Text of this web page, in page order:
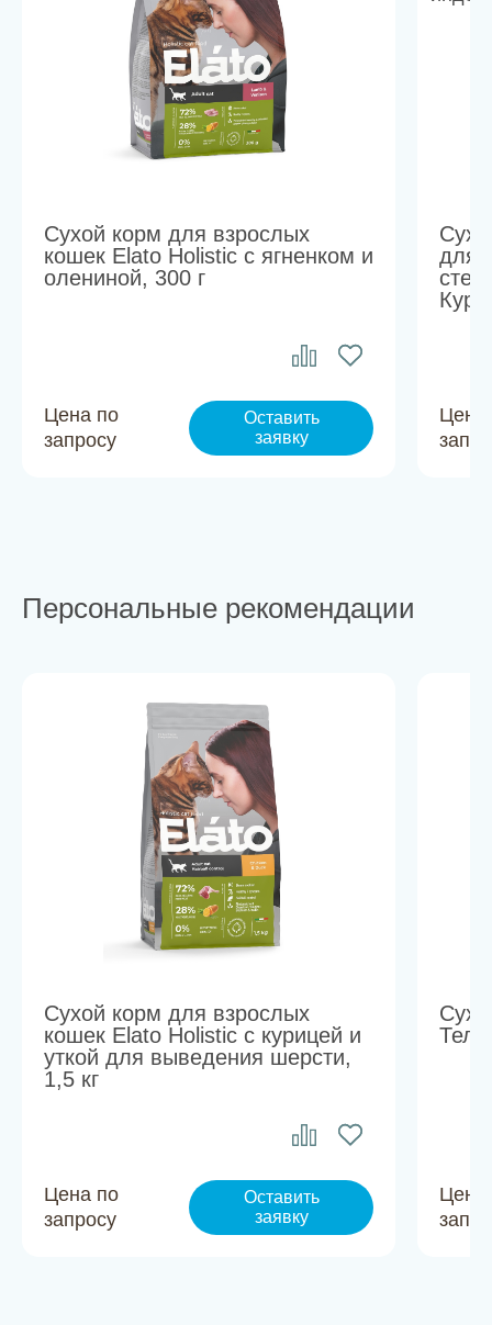
Сухой корм для взрослых
кошек Elato Holistic с ягненком и
олениной, 300 г
Цена по
запросу
Оставить
заявку
для
Цена
Персональные рекомендации
Сухой корм для взрослых
кошек Elato Holistic с курицей и
уткой для выведения шерсти,
1,5 кг
Цена по
запросу
Оставить
заявку
Цена